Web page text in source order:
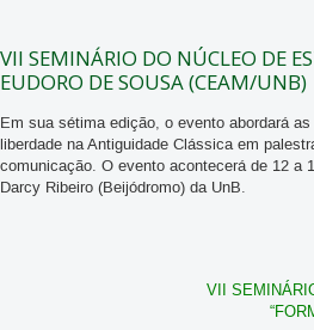
VII SEMINÁRIO DO NÚCLEO DE
EUDORO DE SOUSA (CEAM/UNB)
Em sua sétima edição, o evento abordará
liberdade na Antiguidade Clássica em
comunicação. O evento acontecerá de 12 a
Darcy Ribeiro (Beijódromo) da UnB.
VII